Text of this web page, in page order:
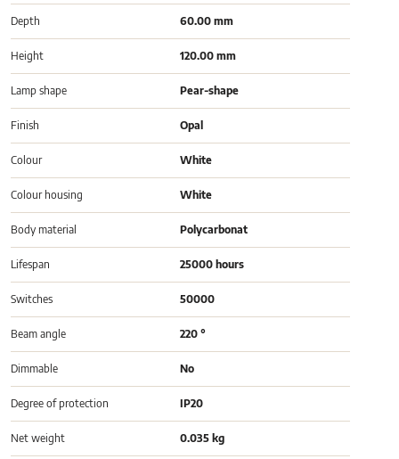
Depth 60.00 mm
Height 120.00 mm
Lamp shape Pear-shape
Finish Opal
Colour White
Colour housing White
Body material Polycarbonat
Lifespan 25000 hours
Switches 50000
Beam angle 220 °
Dimmable No
Degree of protection IP20
Net weight 0.035 kg